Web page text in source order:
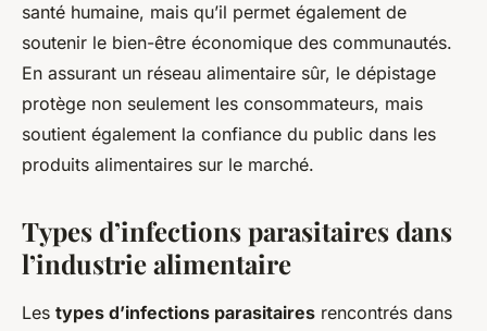
santé humaine, mais qu’il permet également de
soutenir le bien-être économique des communautés.
En assurant un réseau alimentaire sûr, le dépistage
protège non seulement les consommateurs, mais
soutient également la confiance du public dans les
produits alimentaires sur le marché.
Types d’infections parasitaires dans
l’industrie alimentaire
Les types d’infections parasitaires rencontrés dans